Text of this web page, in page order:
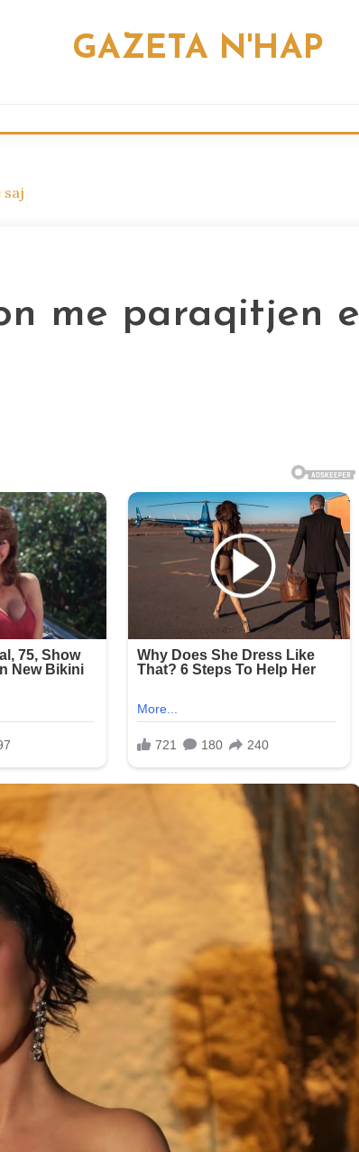
GAZETA N'HAP
saj
me paraqitjen e